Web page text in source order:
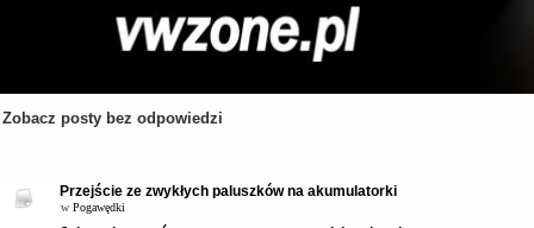
Zobacz posty bez odpowiedzi
Przejście ze zwykłych paluszków na akumulatorki
w Pogawędki